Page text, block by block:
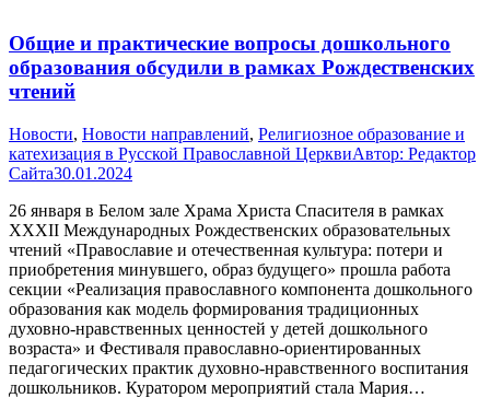
Общие и практические вопросы дошкольного
образования обсудили в рамках Рождественских
чтений
Новости, Новости направлений, Религиозное образование и
катехизация в Русской Православной ЦерквиАвтор: Редактор
Сайта30.01.2024
26 января в Белом зале Храма Христа Спасителя в рамках
XXХII Международных Рождественских образовательных
чтений «Православие и отечественная культура: потери и
приобретения минувшего, образ будущего» прошла работа
секции «Реализация православного компонента дошкольного
образования как модель формирования традиционных
духовно-нравственных ценностей у детей дошкольного
возраста» и Фестиваля православно-ориентированных
педагогических практик духовно-нравственного воспитания
дошкольников. Куратором мероприятий стала Мария…